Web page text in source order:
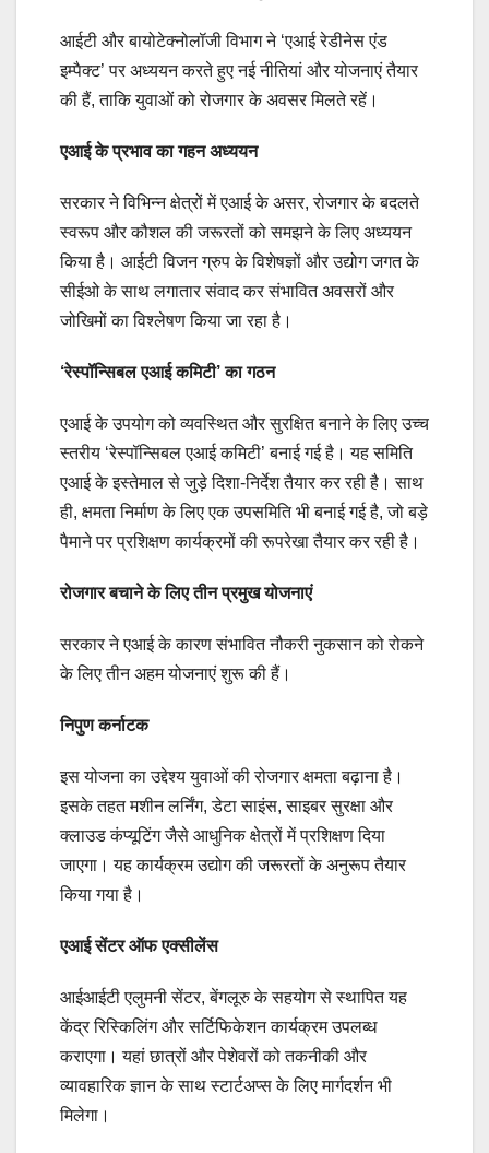
आईटी और बायोटेक्नोलॉजी विभाग ने ‘एआई रेडीनेस एंड
इम्पैक्ट’ पर अध्ययन करते हुए नई नीतियां और योजनाएं तैयार
की हैं, ताकि युवाओं को रोजगार के अवसर मिलते रहें।
एआई के प्रभाव का गहन अध्ययन
सरकार ने विभिन्न क्षेत्रों में एआई के असर, रोजगार के बदलते
स्वरूप और कौशल की जरूरतों को समझने के लिए अध्ययन
किया है। आईटी विजन ग्रुप के विशेषज्ञों और उद्योग जगत के
सीईओ के साथ लगातार संवाद कर संभावित अवसरों और
जोखिमों का विश्लेषण किया जा रहा है।
‘रेस्पॉन्सिबल एआई कमिटी’ का गठन
एआई के उपयोग को व्यवस्थित और सुरक्षित बनाने के लिए उच्च
स्तरीय ‘रेस्पॉन्सिबल एआई कमिटी’ बनाई गई है। यह समिति
एआई के इस्तेमाल से जुड़े दिशा-निर्देश तैयार कर रही है। साथ
ही, क्षमता निर्माण के लिए एक उपसमिति भी बनाई गई है, जो बड़े
पैमाने पर प्रशिक्षण कार्यक्रमों की रूपरेखा तैयार कर रही है।
रोजगार बचाने के लिए तीन प्रमुख योजनाएं
सरकार ने एआई के कारण संभावित नौकरी नुकसान को रोकने
के लिए तीन अहम योजनाएं शुरू की हैं।
निपुण कर्नाटक
इस योजना का उद्देश्य युवाओं की रोजगार क्षमता बढ़ाना है।
इसके तहत मशीन लर्निंग, डेटा साइंस, साइबर सुरक्षा और
क्लाउड कंप्यूटिंग जैसे आधुनिक क्षेत्रों में प्रशिक्षण दिया
जाएगा। यह कार्यक्रम उद्योग की जरूरतों के अनुरूप तैयार
किया गया है।
एआई सेंटर ऑफ एक्सीलेंस
आईआईटी एलुमनी सेंटर, बेंगलूरु के सहयोग से स्थापित यह
केंद्र रिस्किलिंग और सर्टिफिकेशन कार्यक्रम उपलब्ध
कराएगा। यहां छात्रों और पेशेवरों को तकनीकी और
व्यावहारिक ज्ञान के साथ स्टार्टअप्स के लिए मार्गदर्शन भी
मिलेगा।